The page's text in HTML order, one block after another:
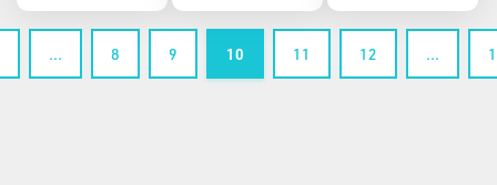
ル・いず
み』に関西
初出店！全
世界で注目
VS 虹のコン
キスタドー
ル 開催決
定！
… 8 9 10 11 12 …